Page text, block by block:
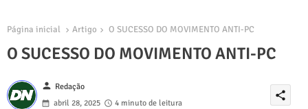
Página inicial Artigo O SUCESSO DO MOVIMENTO ANTI-PC
O SUCESSO DO MOVIMENTO ANTI-PC
person Redação
abril 28, 2025
4 minuto de leitura
share